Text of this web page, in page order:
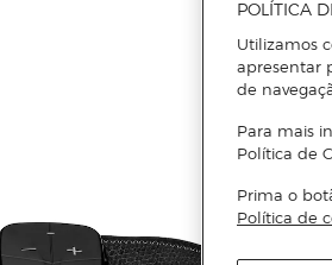
POLÍTICA
Utilizamos
apresentar
de
Para mais
Política de
Prima o
Política de